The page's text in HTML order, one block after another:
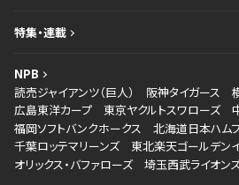
特集・連載
NPB
読売ジャイアンツ（巨人）
阪神タイガース
広島東洋カープ
東京ヤクルトスワローズ
福岡ソフトバンクホークス
北海道日本ハム
千葉ロッテマリーンズ
東北楽天ゴールデン
オリックス・バファローズ
埼玉西武ライオン